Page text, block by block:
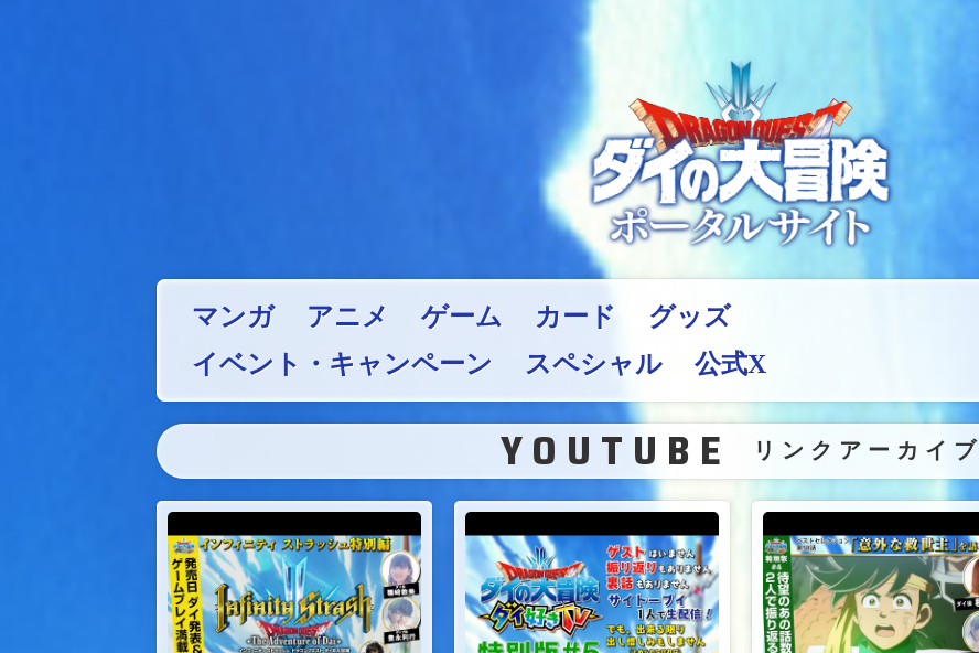
マンガ アニメ ゲーム カード
グッズ
イベント・キャンペーン
スペシャル 公式X
YOUTUBE （
リンクアーカイブ
）